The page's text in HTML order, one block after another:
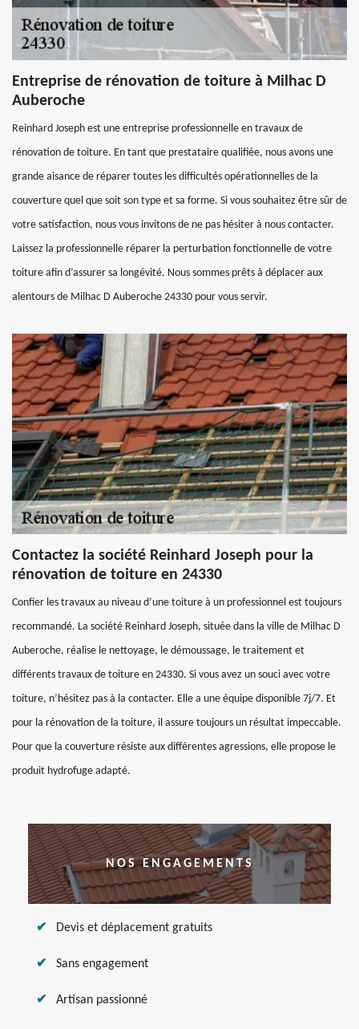
Entreprise de rénovation de toiture à Milhac D
Auberoche
Reinhard Joseph est une entreprise professionnelle en travaux de
rénovation de toiture. En tant que prestataire qualifiée, nous avons une
grande aisance de réparer toutes les difficultés opérationnelles de la
couverture quel que soit son type et sa forme. Si vous souhaitez être sûr de
votre satisfaction, nous vous invitons de ne pas hésiter à nous contacter.
Laissez la professionnelle réparer la perturbation fonctionnelle de votre
toiture afin d’assurer sa longévité. Nous sommes prêts à déplacer aux
alentours de Milhac D Auberoche 24330 pour vous servir.
Contactez la société Reinhard Joseph pour la
rénovation de toiture en 24330
Confier les travaux au niveau d’une toiture à un professionnel est toujours
recommandé. La société Reinhard Joseph, située dans la ville de Milhac D
Auberoche, réalise le nettoyage, le démoussage, le traitement et
différents travaux de toiture en 24330. Si vous avez un souci avec votre
toiture, n’hésitez pas à la contacter. Elle a une équipe disponible 7j/7. Et
pour la rénovation de la toiture, il assure toujours un résultat impeccable.
Pour que la couverture résiste aux différentes agressions, elle propose le
produit hydrofuge adapté.
NOS ENGAGEMENTS
Devis et déplacement gratuits
Sans engagement
Artisan passionné